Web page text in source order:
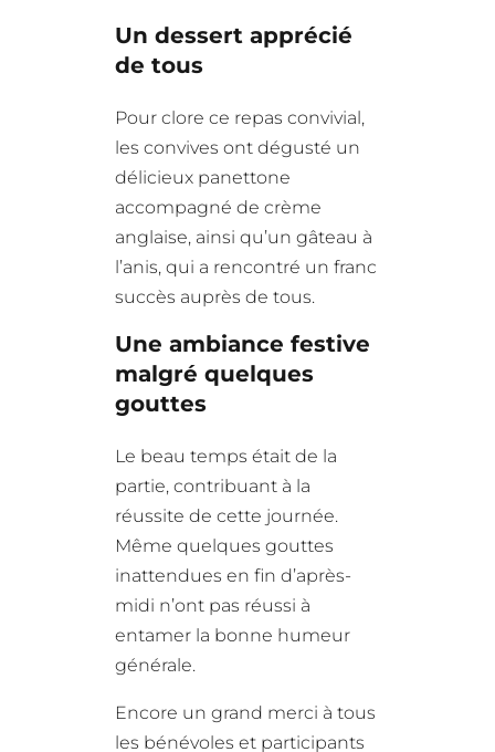
Un dessert apprécié
de tous
Pour clore ce repas convivial,
les convives ont dégusté un
délicieux panettone
accompagné de crème
anglaise, ainsi qu’un gâteau à
l’anis, qui a rencontré un franc
succès auprès de tous.
Une ambiance festive
malgré quelques
gouttes
Le beau temps était de la
partie, contribuant à la
réussite de cette journée.
Même quelques gouttes
inattendues en fin d’après-
midi n’ont pas réussi à
entamer la bonne humeur
générale.
Encore un grand merci à tous
les bénévoles et participants